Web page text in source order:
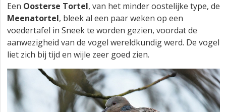
Een Oosterse Tortel, van het minder oostelijke type, de
Meenatortel, bleek al een paar weken op een
voedertafel in Sneek te worden gezien, voordat de
aanwezigheid van de vogel wereldkundig werd. De vogel
liet zich bij tijd en wijle zeer goed zien.